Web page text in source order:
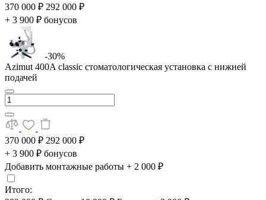
370 000 ₽ 292 000 ₽
+ 3 900 ₽ бонусов
-30%
Azimut 400A classic стоматологическая установка с нижней
подачей
370 000 ₽ 292 000 ₽
+ 3 900 ₽ бонусов
Добавить монтажные работы + 2 000 ₽
Итого: